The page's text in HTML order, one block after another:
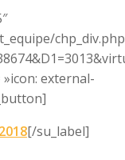
external-
[/su_label]